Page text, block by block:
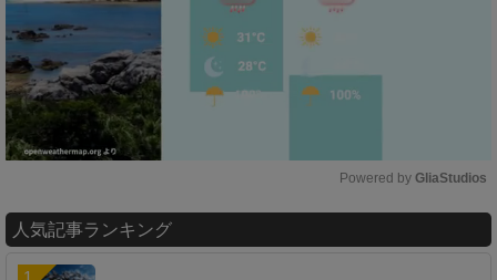
u
Powered by GliaStudios
人気記事ランキング